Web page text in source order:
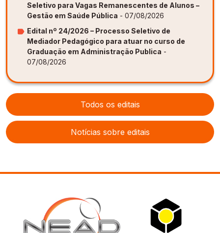
Seletivo para Vagas Remanescentes de Alunos –
Gestão em Saúde Pública - 07/08/2026
Edital nº 24/2026 – Processo Seletivo de
Mediador Pedagógico para atuar no curso de
Graduação em Administração Publica -
07/08/2026
Todos os editais
Notícias sobre editais